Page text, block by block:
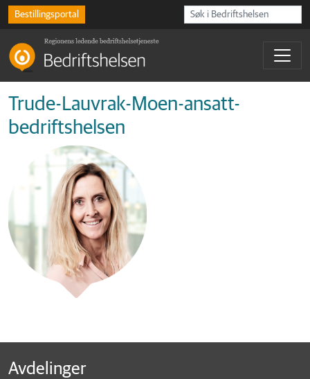
Bestillingsportal
Trude-Lauvrak-Moen-ansatt-
bedriftshelsen
Avdelinger